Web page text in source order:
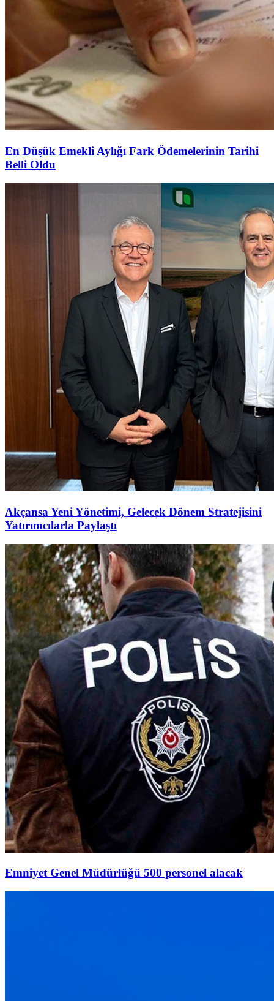
En Düşük Emekli Aylığı Fark Ödemelerinin Tarihi
Belli Oldu
Akçansa Yeni Yönetimi, Gelecek Dönem Stratejisini
Yatırımcılarla Paylaştı
Emniyet Genel Müdürlüğü 500 personel alacak